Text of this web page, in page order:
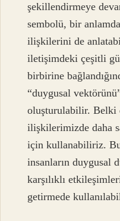
şekillendirmeye
sembolü, bir
ilişkilerini de
iletişimdeki çeşitli
birbirine
“duygusal
oluşturulabilir. Belki
ilişkilerimizde daha
için kullanabiliriz.
insanların duygusal
karşılıklı
getirmede